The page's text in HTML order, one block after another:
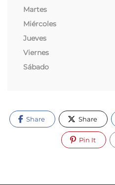
Martes
Miércoles
Jueves
Viernes
Sábado
Share Share
Pin It